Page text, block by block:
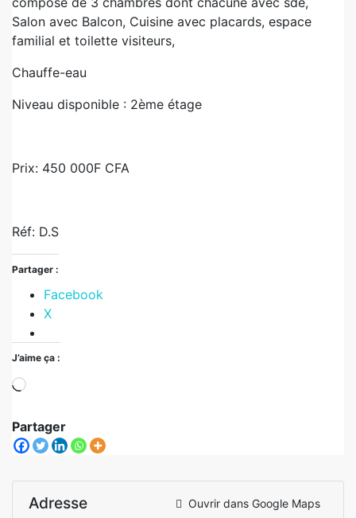
Salon avec Balcon, Cuisine avec placards, espace
familial et toilette visiteurs,
Chauffe-eau
Niveau disponible : 2ème étage
Prix: 450 000F CFA
Réf: D.S
Partager :
Facebook
X
J’aime ça :
Partager
Adresse Ouvrir dans Google Maps